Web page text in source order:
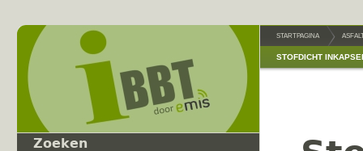
Zoeken
STARTPAGINA
STOFDICHT